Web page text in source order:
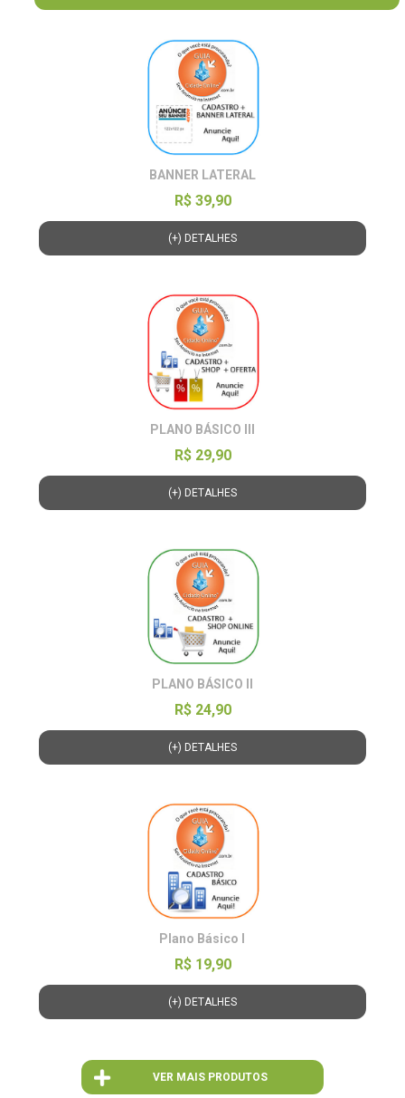
BANNER LATERAL
R$ 39,90
(+) DETALHES
PLANO BÁSICO III
R$ 29,90
(+) DETALHES
PLANO BÁSICO II
R$ 24,90
(+) DETALHES
Plano Básico I
R$ 19,90
(+) DETALHES
VER MAIS PRODUTOS